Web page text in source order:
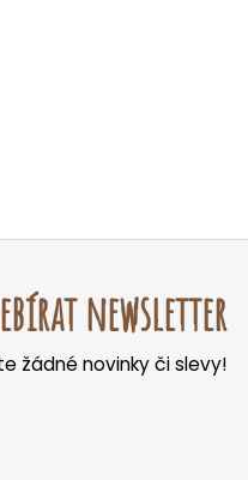
newsletter
žádné novinky či slevy!